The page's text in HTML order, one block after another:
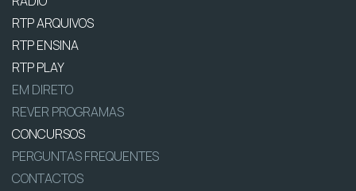
RTP ARQUIVOS
RTP ENSINA
RTP PLAY
EM DIRETO
REVER PROGRAMAS
CONCURSOS
PERGUNTAS FREQUENTES
CONTACTOS